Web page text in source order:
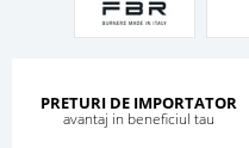
PRETURI DE IMPORTATOR
avantaj in beneficiul tau